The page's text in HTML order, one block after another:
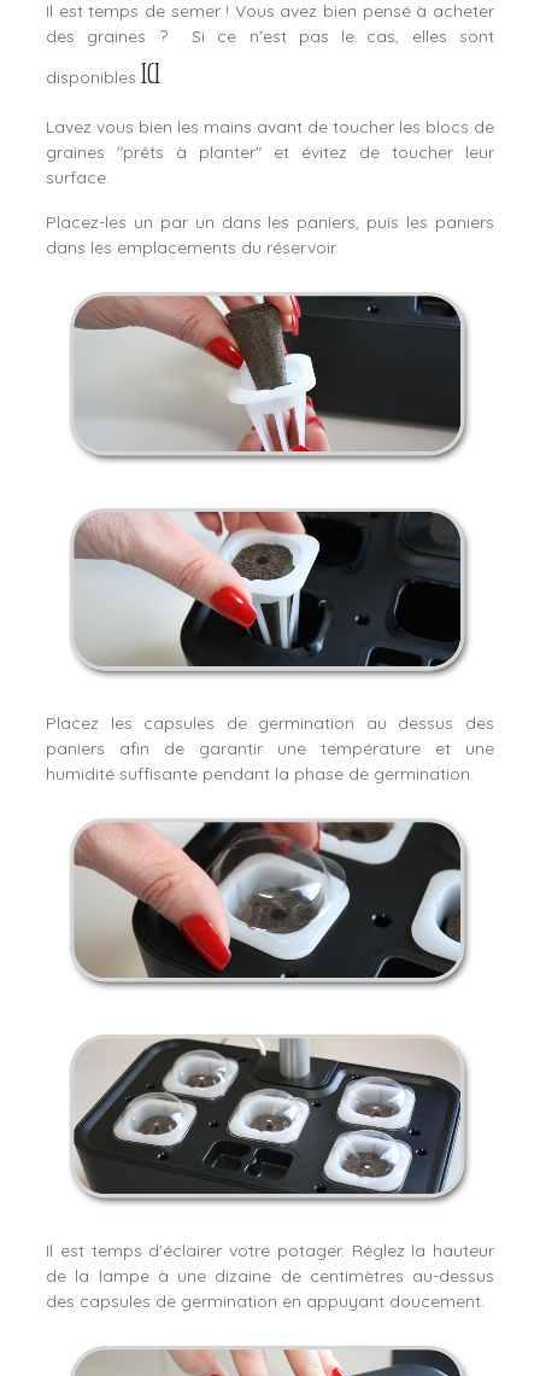
Il est temps de semer ! Vous avez bien pensé à acheter
des graines ? Si ce n'est pas le cas, elles sont
disponibles ici.
Lavez vous bien les mains avant de toucher les blocs de
graines "prêts à planter" et évitez de toucher leur
surface.
Placez-les un par un dans les paniers, puis les paniers
dans les emplacements du réservoir.
Placez les capsules de germination au dessus des
paniers afin de garantir une température et une
humidité suffisante pendant la phase de germination.
Il est temps d'éclairer votre potager. Réglez la hauteur
de la lampe à une dizaine de centimètres au-dessus
des capsules de germination en appuyant doucement.